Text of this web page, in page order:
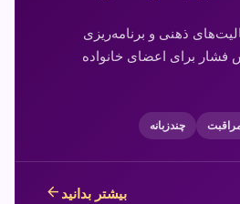
ذهنی و برنامه‌ریزی
برای اعضای خانواده
چندزبانه
بیشتر بدانید arrow_back